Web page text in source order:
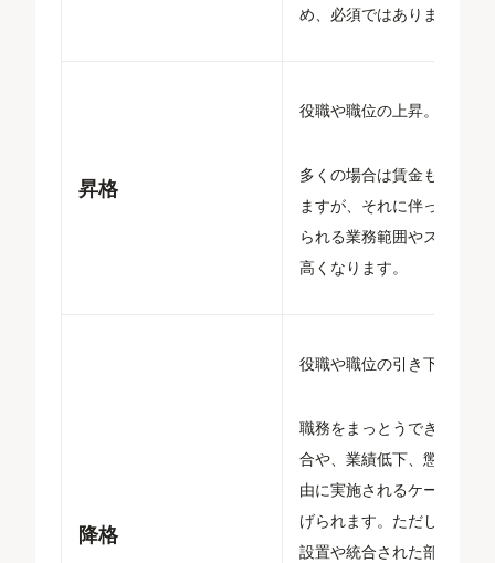
め、必須ではありません。
昇格
役職や職位の上昇。
多くの場合は賃金も上昇し
ますが、それに伴って求め
られる業務範囲やスキルも
高くなります。
降格
役職や職位の引き下げ。
職務をまっとうできない場
合や、業績低下、懲戒を理
由に実施されるケースが挙
げられます。ただし、新規
設置や統合された部署で部